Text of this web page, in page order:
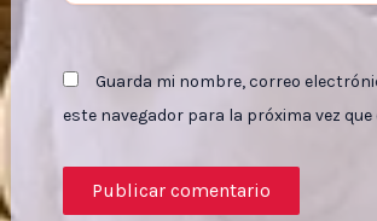
Guarda mi nombre, correo
este navegador para la próxima vez que